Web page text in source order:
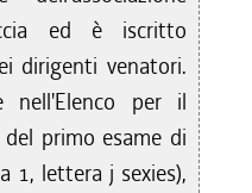
ed è iscritto
dirigenti venatori.
nell'Elenco per il
primo esame di
1, lettera j sexies),